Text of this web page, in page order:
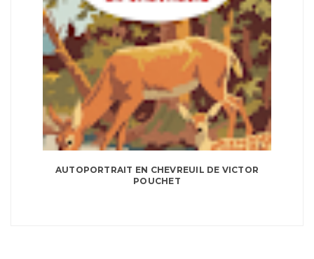
AUTOPORTRAIT EN CHEVREUIL DE VICTOR
POUCHET